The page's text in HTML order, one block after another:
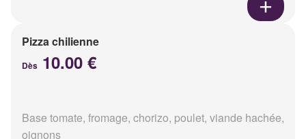
Pizza chilienne
Dès 10.00 €
Base tomate, fromage, chorizo, poulet, viande hachée,
oignons